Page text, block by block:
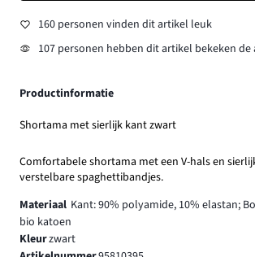
160 personen vinden dit artikel leuk
107 personen hebben dit artikel bekeken
Productinformatie
Shortama met sierlijk kant zwart
Comfortabele shortama met een V-hals en
verstelbare spaghettibandjes.
Materiaal Kant: 90% polyamide, 10% elastan;
bio katoen
Kleurzwart